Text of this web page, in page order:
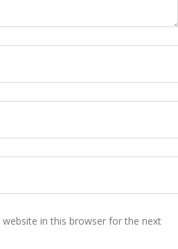
website in this browser for the next